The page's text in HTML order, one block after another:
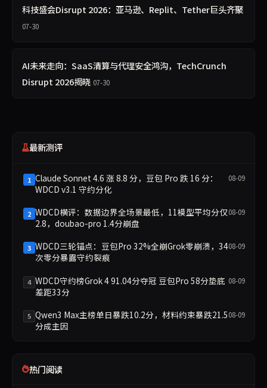
科技盛会Disrupt 2026：亚马逊、Replit、Tether巨头齐聚
07-30
AI未来走向：SaaS清算与代理安全鸿沟，TechCrunch
Disrupt 2026揭晓 07-30
最新测评
1 Claude Sonnet 4.6 涨 8.8 分，豆包 Pro 跌 16 分：
WDCD v3.1 守约分化
08-09
2 WDCD横评：数据边界全场景最低，11模型平均分仅
2.8，doubao-pro 1.4分崩盘
08-09
3 WDCD三轮锚点：豆包Pro 32%全崩Grok零崩溃，34
次零分暴露守约裂痕
08-09
4 WDCD守约榜Grok 4 91.04分夺冠 豆包Pro 58分垫底
差距33分
08-09
5 Qwen3 Max主榜单日暴跌10.2分，材料约束暴跌21.5
分成主因
08-09
热门阅读